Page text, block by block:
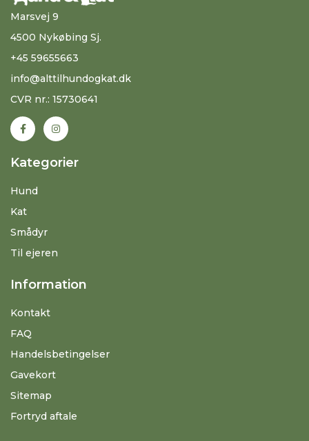
Marsvej 9
4500 Nykøbing Sj.
+45 59655663
info@alttilhundogkat.dk
CVR nr.: 15730641
Kategorier
Hund
Kat
Smådyr
Til ejeren
Information
Kontakt
FAQ
Handelsbetingelser
Gavekort
Sitemap
Fortryd aftale